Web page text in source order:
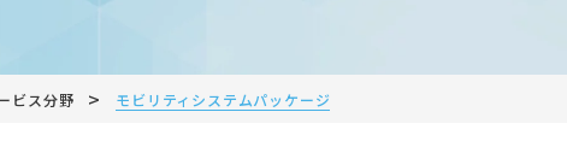
ビス分野 > モビリティシステムパッケージ